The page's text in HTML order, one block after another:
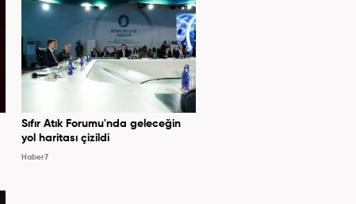
Sıfır Atık Forumu'nda geleceğin
yol haritası çizildi
Haber7